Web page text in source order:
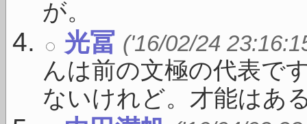
が。
光冨 ('16/02/24
んは前の文極の代表で
ないけれど。才能はあ